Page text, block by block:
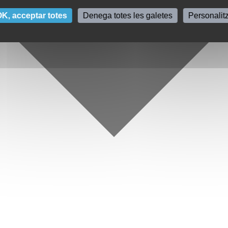
acceptar totes Denega totes les galetes